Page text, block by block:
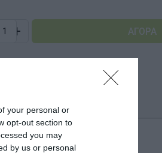
your personal or
opt-out section to
you may
by us or personal
+